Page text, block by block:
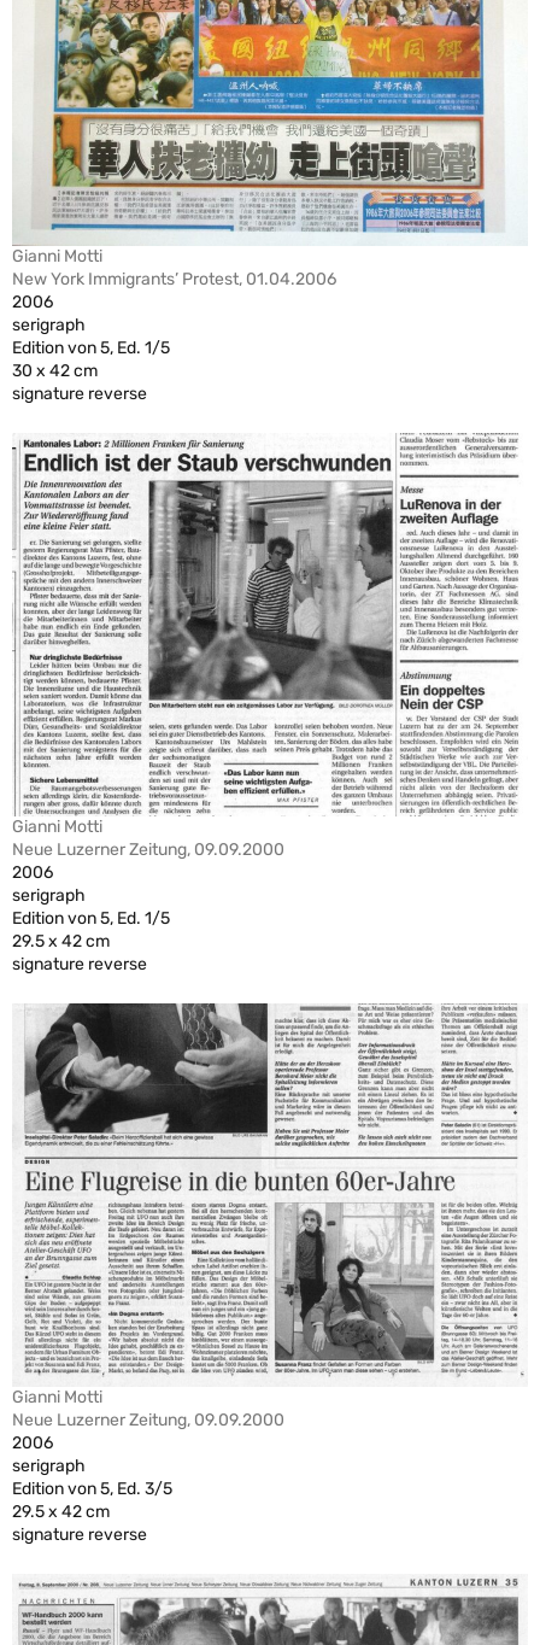
Gianni Motti
New York Immigrants’ Protest, 01.04.2006
2006
serigraph
Edition von 5, Ed. 1/5
30 x 42 cm
signature reverse
Gianni Motti
Neue Luzerner Zeitung, 09.09.2000
2006
serigraph
Edition von 5, Ed. 1/5
29.5 x 42 cm
signature reverse
Gianni Motti
Neue Luzerner Zeitung, 09.09.2000
2006
serigraph
Edition von 5, Ed. 3/5
29.5 x 42 cm
signature reverse